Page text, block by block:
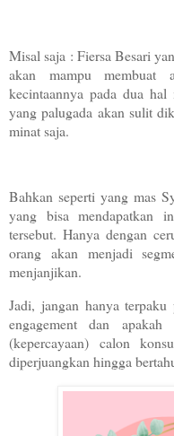
Misal saja : Fiersa Besari
akan mampu membuat
kecintaannya pada dua
yang palugada akan sulit
minat saja.
Bahkan seperti yang mas
yang bisa mendapatkan
tersebut. Hanya dengan
orang akan menjadi
menjanjikan.
Jadi, jangan hanya
engagement dan
(kepercayaan) calon
diperjuangkan hingga